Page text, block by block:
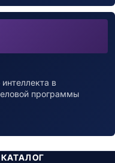
в
программы
КАТАЛОГ